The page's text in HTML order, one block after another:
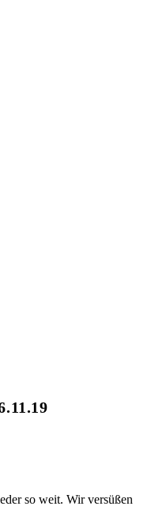
so weit. Wir versüßen